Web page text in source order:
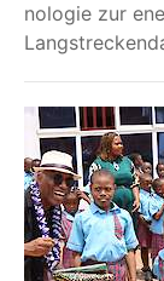
no­lo­gie zur